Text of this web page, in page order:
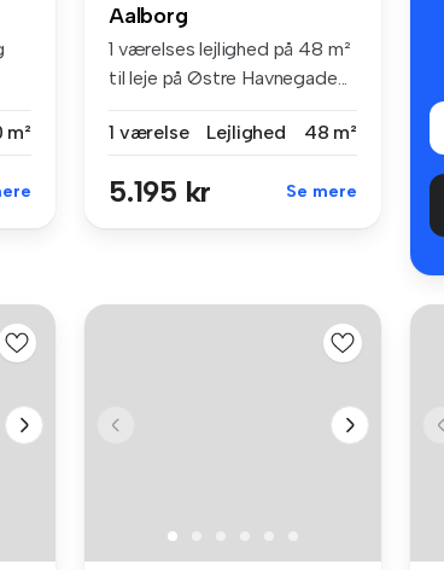
m²
Aalborg
1 værelses lejlighed på 48 m²
til leje på Østre Havnegade...
1 værelse Lejlighed 48 m²
5.195 kr Se mere